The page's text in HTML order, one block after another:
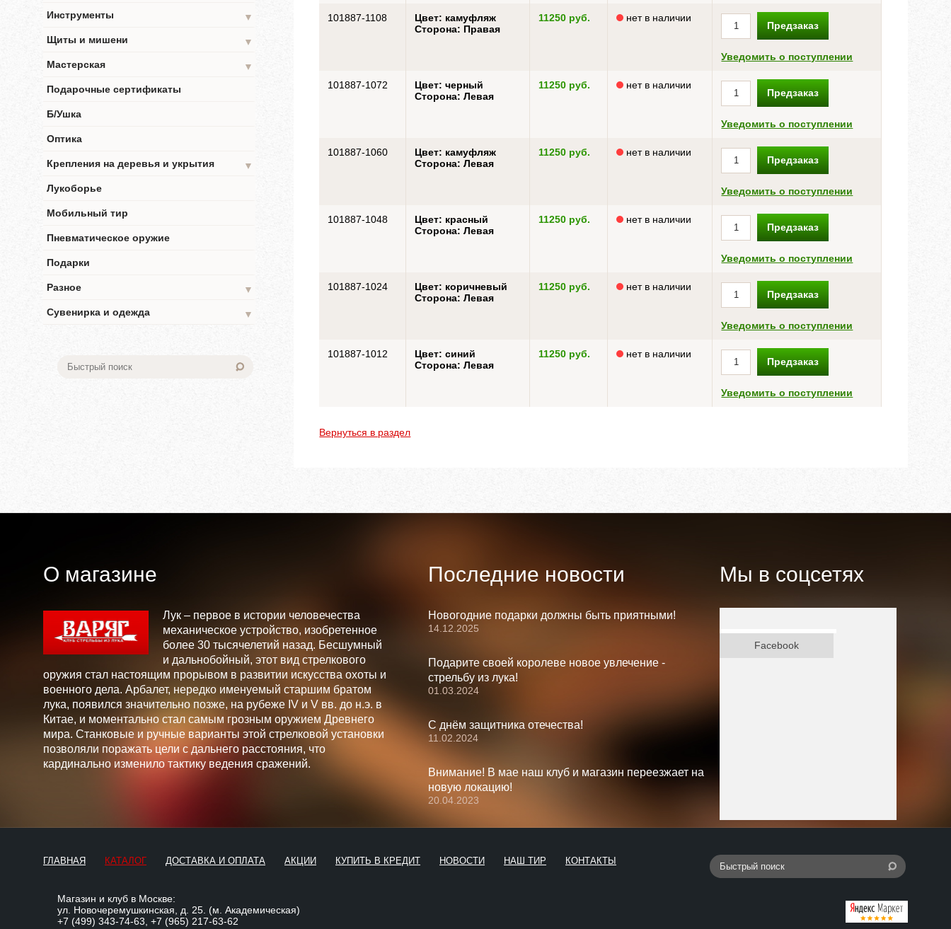
Инструменты
▼
Щиты и мишени
▼
Мастерская
▼
Подарочные сертификаты
Б/Ушка
Оптика
Крепления на деревья и укрытия
▼
Лукоборье
Мобильный тир
Пневматическое оружие
Подарки
Разное
▼
Сувенирка и одежда
▼
101887-1108
Цвет: камуфляж
Сторона: Правая
11250 руб. нет в наличии
Предзаказ
Уведомить о поступлении
101887-1072
Цвет: черный
Сторона: Левая
11250 руб. нет в наличии
Предзаказ
Уведомить о поступлении
101887-1060
Цвет: камуфляж
Сторона: Левая
11250 руб. нет в наличии
Предзаказ
Уведомить о поступлении
101887-1048
Цвет: красный
Сторона: Левая
11250 руб. нет в наличии
Предзаказ
Уведомить о поступлении
101887-1024
Цвет: коричневый
Сторона: Левая
11250 руб. нет в наличии
Предзаказ
Уведомить о поступлении
101887-1012
Цвет: синий
Сторона: Левая
11250 руб. нет в наличии
Предзаказ
Уведомить о поступлении
Вернуться в раздел
О магазине
Лук – первое в истории человечества
механическое устройство, изобретенное
более 30 тысячелетий назад. Бесшумный
и дальнобойный, этот вид стрелкового
оружия стал настоящим прорывом в развитии искусства охоты и
военного дела. Арбалет, нередко именуемый старшим братом
лука, появился значительно позже, на рубеже IV и V вв. до н.э. в
Китае, и моментально стал самым грозным оружием Древнего
мира. Станковые и ручные варианты этой стрелковой установки
позволяли поражать цели с дальнего расстояния, что
кардинально изменило тактику ведения сражений.
Последние новости
Новогодние подарки должны быть приятными!
14.12.2025
Подарите своей королеве новое увлечение -
стрельбу из лука!
01.03.2024
С днём защитника отечества!
11.02.2024
Внимание! В мае наш клуб и магазин переезжает на
новую локацию!
20.04.2023
Мы в соцсетях
Facebook
ГЛАВНАЯ КАТАЛОГ ДОСТАВКА И ОПЛАТА АКЦИИ КУПИТЬ В КРЕДИТ НОВОСТИ НАШ ТИР КОНТАКТЫ
Магазин и клуб в Москве:
ул. Новочеремушкинская, д. 25. (м. Академическая)
+7 (499) 343-74-63 +7 (965) 217-63-62